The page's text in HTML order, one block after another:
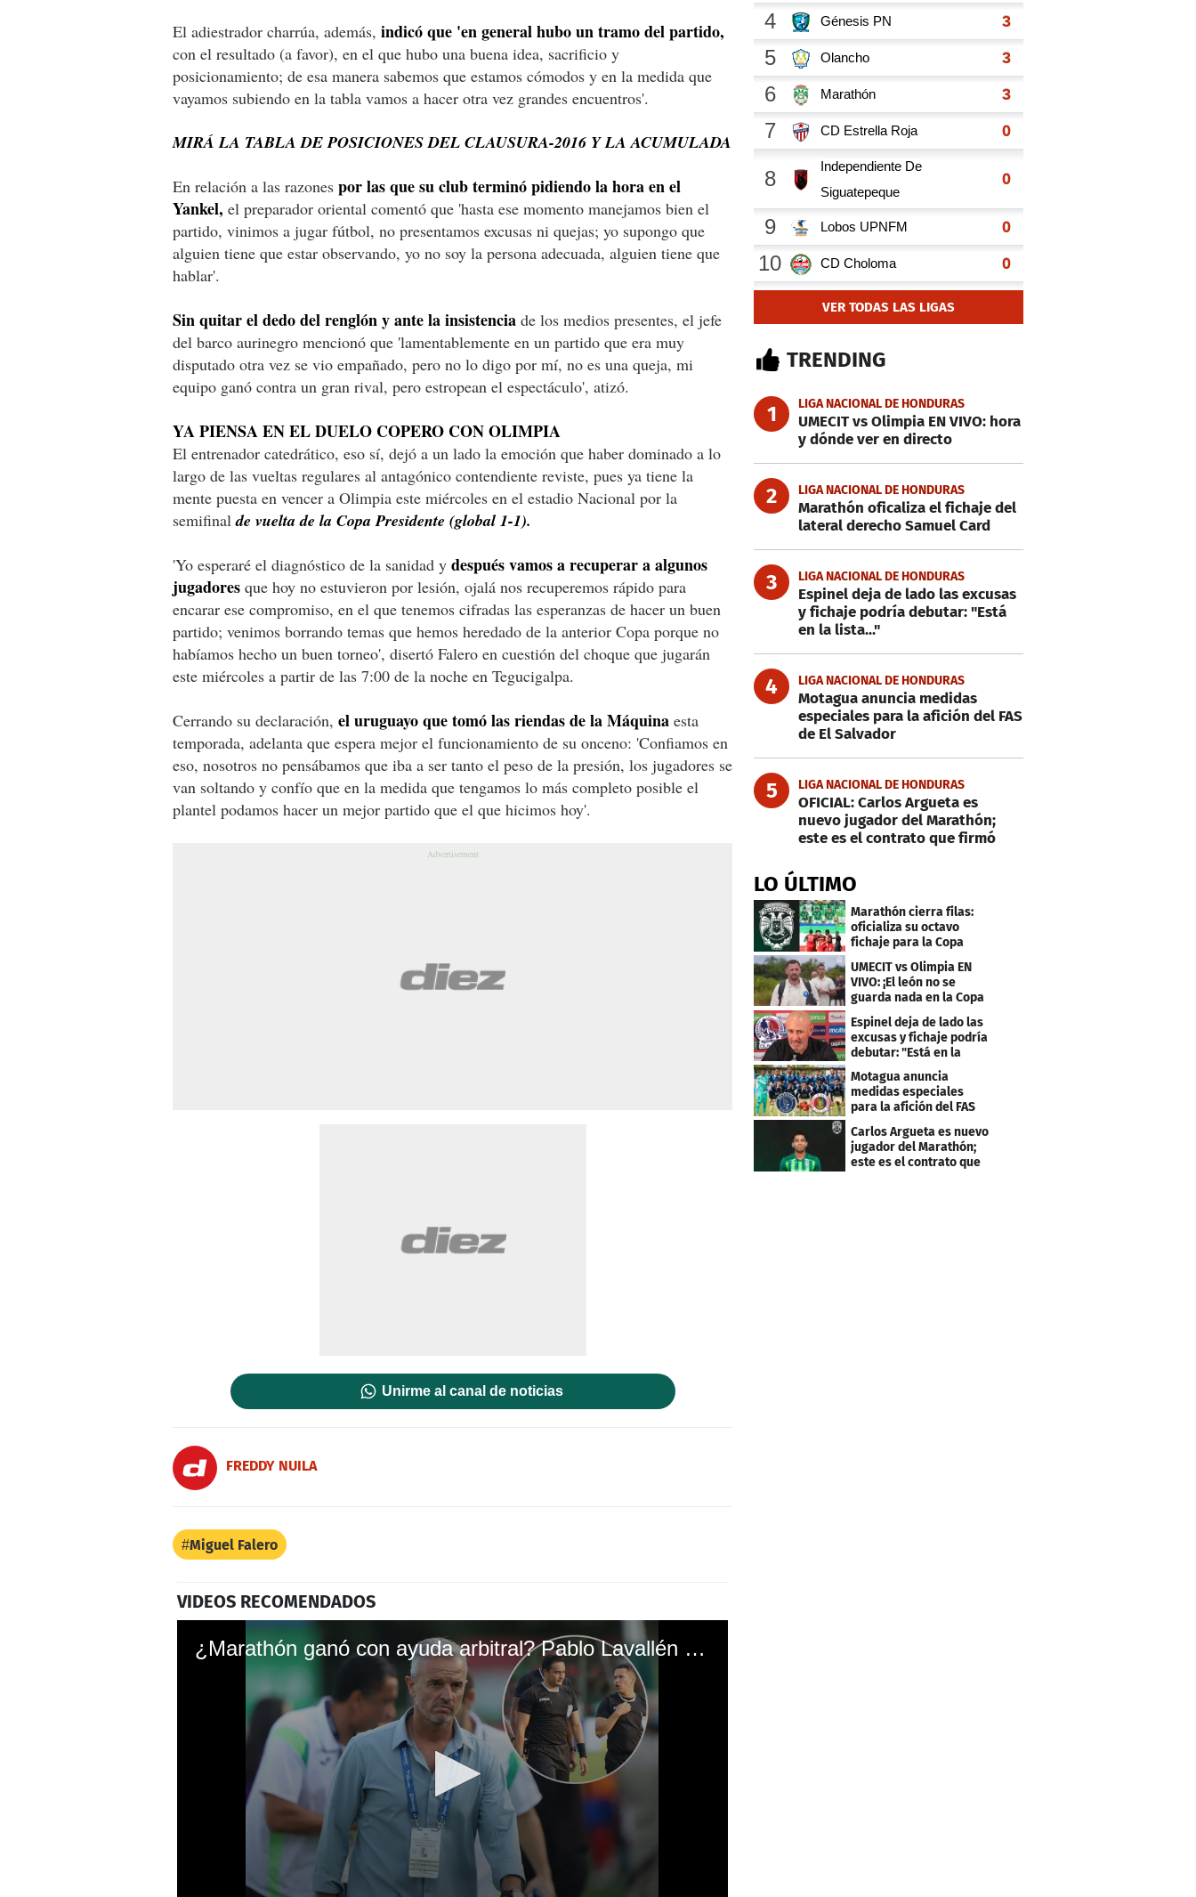
El adiestrador charrúa, además, indicó que 'en general hubo un tramo del partido,
con el resultado (a favor), en el que hubo una buena idea, sacrificio y
posicionamiento; de esa manera sabemos que estamos cómodos y en la medida que
vayamos subiendo en la tabla vamos a hacer otra vez grandes encuentros'.
MIRÁ LA TABLA DE POSICIONES DEL CLAUSURA-2016 Y LA ACUMULADA
En relación a las razones por las que su club terminó pidiendo la hora en el
Yankel, el preparador oriental comentó que 'hasta ese momento manejamos bien el
partido, vinimos a jugar fútbol, no presentamos excusas ni quejas; yo supongo que
alguien tiene que estar observando, yo no soy la persona adecuada, alguien tiene que
hablar'.
Sin quitar el dedo del renglón y ante la insistencia de los medios presentes, el jefe
del barco aurinegro mencionó que 'lamentablemente en un partido que era muy
disputado otra vez se vio empañado, pero no lo digo por mí, no es una queja, mi
equipo ganó contra un gran rival, pero estropean el espectáculo', atizó.
YA PIENSA EN EL DUELO COPERO CON OLIMPIA
El entrenador catedrático, eso sí, dejó a un lado la emoción que haber dominado a lo
largo de las vueltas regulares al antagónico contendiente reviste, pues ya tiene la
mente puesta en vencer a Olimpia este miércoles en el estadio Nacional por la
semifinalde vuelta de la Copa Presidente (global 1-1).
'Yo esperaré el diagnóstico de la sanidad y después vamos a recuperar a algunos
jugadores que hoy no estuvieron por lesión, ojalá nos recuperemos rápido para
encarar ese compromiso, en el que tenemos cifradas las esperanzas de hacer un buen
partido; venimos borrando temas que hemos heredado de la anterior Copa porque no
habíamos hecho un buen torneo', disertó Falero en cuestión del choque que jugarán
este miércoles a partir de las 7:00 de la noche en Tegucigalpa.
Cerrando su declaración, el uruguayo que tomó las riendas de la Máquina esta
temporada, adelanta que espera mejor el funcionamiento de su onceno: 'Confiamos en
eso, nosotros no pensábamos que iba a ser tanto el peso de la presión, los jugadores se
van soltando y confío que en la medida que tengamos lo más completo posible el
plantel podamos hacer un mejor partido que el que hicimos hoy'.
Unirme al canal de noticias
FREDDY NUILA
Miguel Falero
VIDEOS RECOMENDADOS
¿Marathón ganó con ayuda arbitral? Pablo Lavallén responde muy franco: “Hoy el perjudicado fue Olimpia”
VER TODAS LAS LIGAS
TRENDING
1 LIGA NACIONAL DE HONDURAS
UMECIT vs Olimpia EN VIVO: hora
y dónde ver en directo
2 LIGA NACIONAL DE HONDURAS
Marathón oficaliza el fichaje del
lateral derecho Samuel Card
3 LIGA NACIONAL DE HONDURAS
Espinel deja de lado las excusas
y fichaje podría debutar: "Está
en la lista..."
4 LIGA NACIONAL DE HONDURAS
Motagua anuncia medidas
especiales para la afición del FAS
de El Salvador
5 LIGA NACIONAL DE HONDURAS
OFICIAL: Carlos Argueta es
nuevo jugador del Marathón;
este es el contrato que firmó
LO ÚLTIMO
Marathón cierra filas:
oficializa su octavo
fichaje para la Copa
Centroamericana
UMECIT vs Olimpia EN
VIVO: ¡El león no se
guarda nada en la Copa
Centroamericana
Espinel deja de lado las
excusas y fichaje podría
debutar: "Está en la
Motagua anuncia
medidas especiales
para la afición del FAS
de El Salvador
Carlos Argueta es nuevo
jugador del Marathón;
este es el contrato que